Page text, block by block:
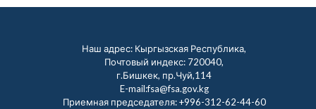
Наш адрес: Кыргызская Республика,
Почтовый индекс: 720040,
г.Бишкек, пр.Чуй,114
E-mail:fsa@fsa.gov.kg
Приемная председателя:+996-312-62-44-60